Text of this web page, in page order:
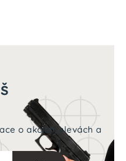
o akcích, slevách a